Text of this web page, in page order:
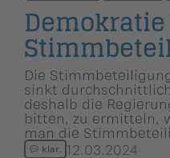
Die
sinkt
deshalb die
bitten, zu ermitteln,
man die
klar. 12.03.2024